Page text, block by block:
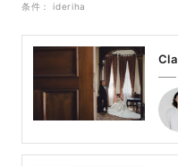
条件： ideriha